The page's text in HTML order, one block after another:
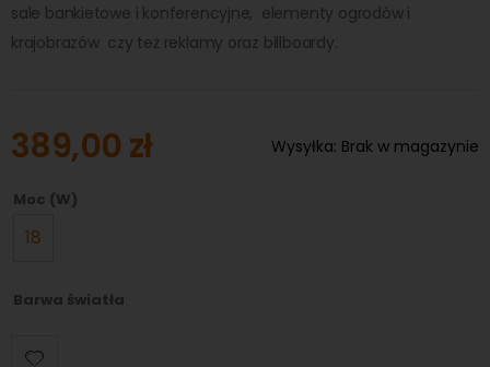
sale bankietowe i konferencyjne, elementy ogrodów i
krajobrazów czy też reklamy oraz billboardy.
389,00 zł Wysyłka: Brak w magazynie
Moc (W)
18
Barwa światła